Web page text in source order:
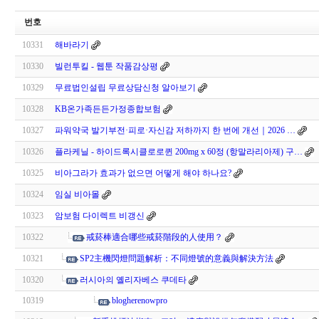
번호
10331 해바라기
10330 빌런투킬 - 웹툰 작품감상평
10329 무료법인설립 무료상담신청 알아보기
10328 KB온가족든든가정종합보험
10327 파워약국 발기부전·피로·자신감 저하까지 한 번에 개선｜2026 …
10326 플라케닐 - 하이드록시클로로퀸 200mg x 60정 (항말라리아제) 구…
10325 비아그라가 효과가 없으면 어떻게 해야 하나요?
10324 임실 비아몰
10323 암보험 다이렉트 비갱신
10322 戒菸棒適合哪些戒菸階段的人使用？
10321 SP2主機閃燈問題解析：不同燈號的意義與解決方法
10320 러시아의 옐리자베스 쿠데타
10319 blogherenowpro